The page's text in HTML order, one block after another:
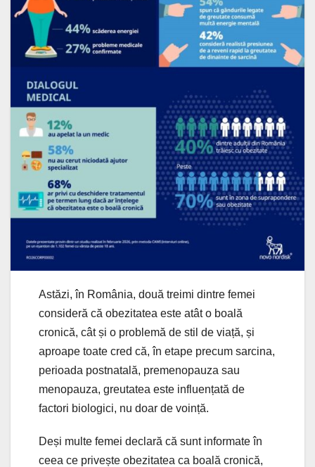
Astăzi, în România, două treimi dintre femei
consideră că obezitatea este atât o boală
cronică, cât și o problemă de stil de viață, și
aproape toate cred că, în etape precum sarcina,
perioada postnatală, premenopauza sau
menopauza, greutatea este influențată de
factori biologici, nu doar de voință.
Deși multe femei declară că sunt informate în
ceea ce privește obezitatea ca boală cronică,